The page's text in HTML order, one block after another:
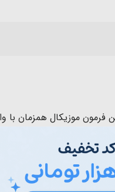
فرمون موزیکال همزمان
و سرگرمی و بازی تخیلی
یک فرمان واقعی
جذاب برای هر راننده
قابلیت چرخش 360 درجه به چپ و راست را دارد. روی